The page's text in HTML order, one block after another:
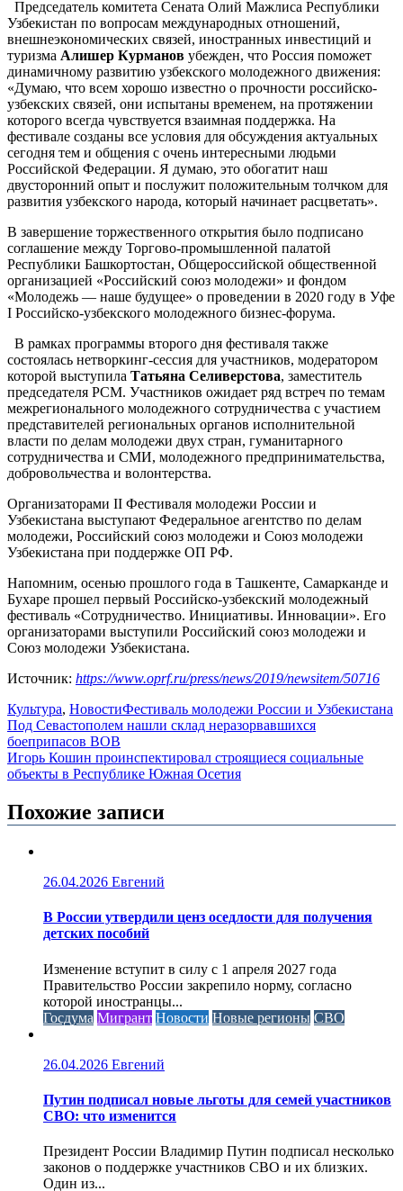
Председатель комитета Сената Олий Мажлиса Республики
Узбекистан по вопросам международных отношений,
внешнеэкономических связей, иностранных инвестиций и
туризма Алишер Курманов убежден, что Россия поможет
динамичному развитию узбекского молодежного движения:
«Думаю, что всем хорошо известно о прочности российско-
узбекских связей, они испытаны временем, на протяжении
которого всегда чувствуется взаимная поддержка. На
фестивале созданы все условия для обсуждения актуальных
сегодня тем и общения с очень интересными людьми
Российской Федерации. Я думаю, это обогатит наш
двусторонний опыт и послужит положительным толчком для
развития узбекского народа, который начинает расцветать».
В завершение торжественного открытия было подписано
соглашение между Торгово-промышленной палатой
Республики Башкортостан, Общероссийской общественной
организацией «Российский союз молодежи» и фондом
«Молодежь — наше будущее» о проведении в 2020 году в Уфе
I Российско-узбекского молодежного бизнес-форума.
В рамках программы второго дня фестиваля также
состоялась нетворкинг-сессия для участников, модератором
которой выступила Татьяна Селиверстова, заместитель
председателя РСМ. Участников ожидает ряд встреч по темам
межрегионального молодежного сотрудничества с участием
представителей региональных органов исполнительной
власти по делам молодежи двух стран, гуманитарного
сотрудничества и СМИ, молодежного предпринимательства,
добровольчества и волонтерства.
Организаторами II Фестиваля молодежи России и
Узбекистана выступают Федеральное агентство по делам
молодежи, Российский союз молодежи и Союз молодежи
Узбекистана при поддержке ОП РФ.
Напомним, осенью прошлого года в Ташкенте, Самарканде и
Бухаре прошел первый Российско-узбекский молодежный
фестиваль «Сотрудничество. Инициативы. Инновации». Его
организаторами выступили Российский союз молодежи и
Союз молодежи Узбекистана.
Источник: https://www.oprf.ru/press/news/2019/newsitem/50716
Культура, НовостиФестиваль молодежи России и Узбекистана
Навигация
по
записям
Под Севастополем нашли склад неразорвавшихся
боеприпасов ВОВ
Игорь Кошин проинспектировал строящиеся социальные
объекты в Республике Южная Осетия
Похожие записи
26.04.2026 Евгений
В России утвердили ценз оседлости для получения
детских пособий
Изменение вступит в силу с 1 апреля 2027 года
Правительство России закрепило норму, согласно
которой иностранцы...
Госдума Мигрант Новости Новые регионы СВО
26.04.2026 Евгений
Путин подписал новые льготы для семей участников
СВО: что изменится
Президент России Владимир Путин подписал несколько
законов о поддержке участников СВО и их близких.
Один из...